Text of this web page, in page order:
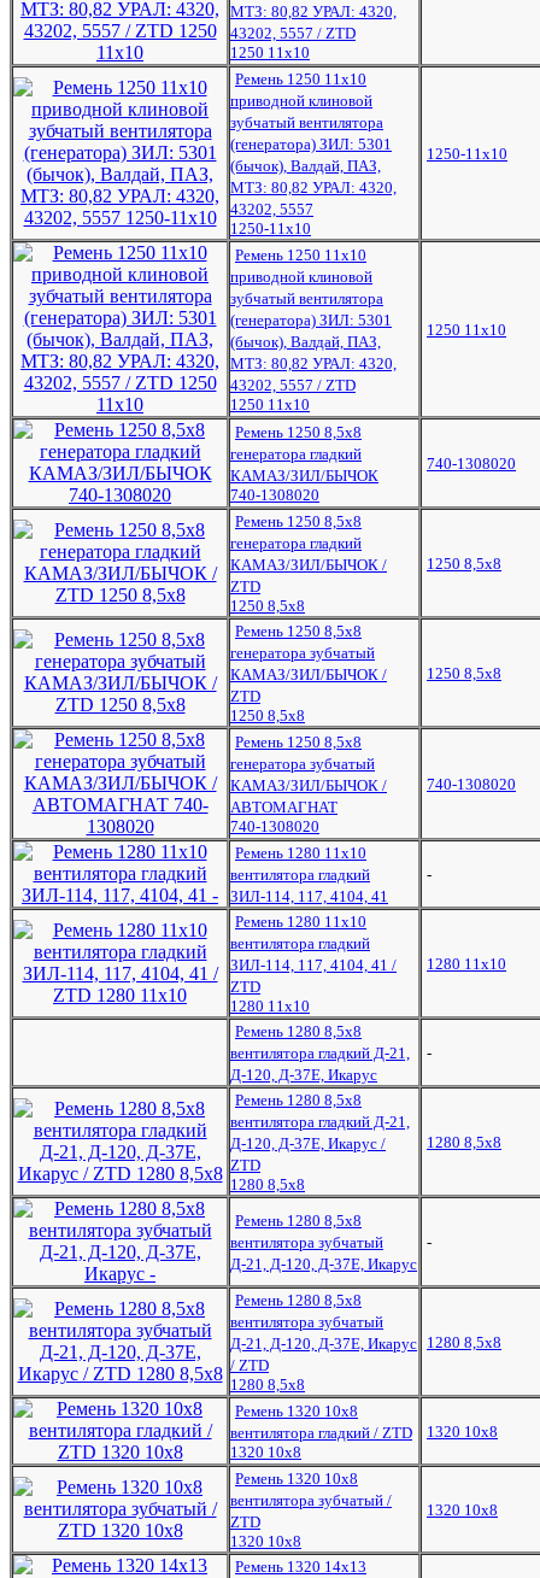
МТЗ: 80,82 УРАЛ: 4320,
43202, 5557 / ZTD
1250 11х10
Ремень 1250 11х10
приводной клиновой
зубчатый вентилятора
(генератора) ЗИЛ: 5301
(бычок), Валдай, ПАЗ,
МТЗ: 80,82 УРАЛ: 4320,
43202, 5557
1250-11х10
1250-11х10
Ремень 1250 11х10
приводной клиновой
зубчатый вентилятора
(генератора) ЗИЛ: 5301
(бычок), Валдай, ПАЗ,
МТЗ: 80,82 УРАЛ: 4320,
43202, 5557 / ZTD
1250 11х10
1250 11х10
Ремень 1250 8,5х8
генератора гладкий
КАМАЗ/ЗИЛ/БЫЧОК
740-1308020
740-1308020
Ремень 1250 8,5х8
генератора гладкий
КАМАЗ/ЗИЛ/БЫЧОК /
ZTD
1250 8,5х8
1250 8,5х8
Ремень 1250 8,5х8
генератора зубчатый
КАМАЗ/ЗИЛ/БЫЧОК /
ZTD
1250 8,5x8
1250 8,5x8
Ремень 1250 8,5х8
генератора зубчатый
КАМАЗ/ЗИЛ/БЫЧОК /
АВТОМАГНАТ
740-1308020
740-1308020
Ремень 1280 11х10
вентилятора гладкий
ЗИЛ-114, 117, 4104, 41
-
Ремень 1280 11х10
вентилятора гладкий
ЗИЛ-114, 117, 4104, 41 /
ZTD
1280 11x10
1280 11x10
Ремень 1280 8,5х8
вентилятора гладкий Д-21,
Д-120, Д-37Е, Икарус
-
Ремень 1280 8,5х8
вентилятора гладкий Д-21,
Д-120, Д-37Е, Икарус /
ZTD
1280 8,5x8
1280 8,5x8
Ремень 1280 8,5х8
вентилятора зубчатый
Д-21, Д-120, Д-37Е, Икарус
-
Ремень 1280 8,5х8
вентилятора зубчатый
Д-21, Д-120, Д-37Е, Икарус
/ ZTD
1280 8,5x8
1280 8,5x8
Ремень 1320 10х8
вентилятора гладкий / ZTD
1320 10х8
1320 10х8
Ремень 1320 10х8
вентилятора зубчатый /
ZTD
1320 10х8
1320 10х8
Ремень 1320 14х13